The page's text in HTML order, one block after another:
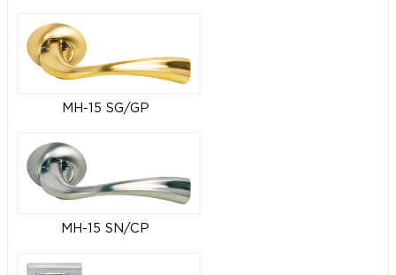
MH-15 SG/GP
MH-15 SN/CP